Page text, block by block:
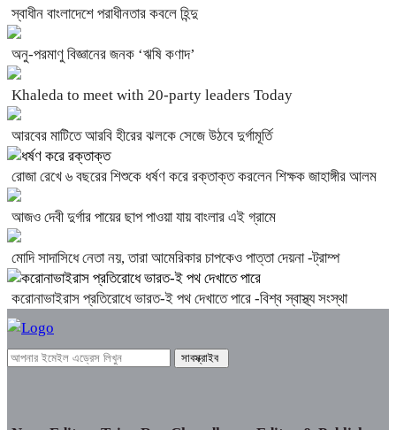
স্বাধীন বাংলাদেশে পরাধীনতার কবলে হিন্দু
অনু-পরমাণু বিজ্ঞানের জনক ‘ঋষি কণাদ’
Khaleda to meet with 20-party leaders Today
আরবের মাটিতে আরবি হীরের ঝলকে সেজে উঠবে দুর্গামূর্তি
রোজা রেখে ৬ বছরের শিশুকে ধর্ষণ করে রক্তাক্ত করলেন শিক্ষক জাহাঙ্গীর আলম
আজও দেবী দুর্গার পায়ের ছাপ পাওয়া যায় বাংলার এই গ্রামে
মোদি সাদাসিধে নেতা নয়, তারা আমেরিকার চাপকেও পাত্তা দেয়না -ট্রাম্প
করোনাভাইরাস প্রতিরোধে ভারত-ই পথ দেখাতে পারে -বিশ্ব স্বাস্থ্য সংস্থা